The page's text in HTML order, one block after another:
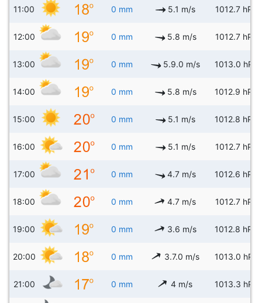
11:00 0 mm 5.1 m/s 1012.7 hPa
12:00 0 mm 5.8 m/s 1012.7 hPa
13:00 0 mm 5.9.0 m/s 1013.0 hPa
14:00 0 mm 5.8 m/s 1012.9 hPa
15:00 0 mm 5.1 m/s 1012.8 hPa
16:00 0 mm 5.1 m/s 1012.7 hPa
17:00 0 mm 4.7 m/s 1012.6 hPa
18:00 0 mm 4.7 m/s 1012.7 hPa
19:00 0 mm 3.6 m/s 1012.8 hPa
20:00 0 mm 3.7.0 m/s 1013.0 hPa
21:00 0 mm 4 m/s 1013.3 hPa